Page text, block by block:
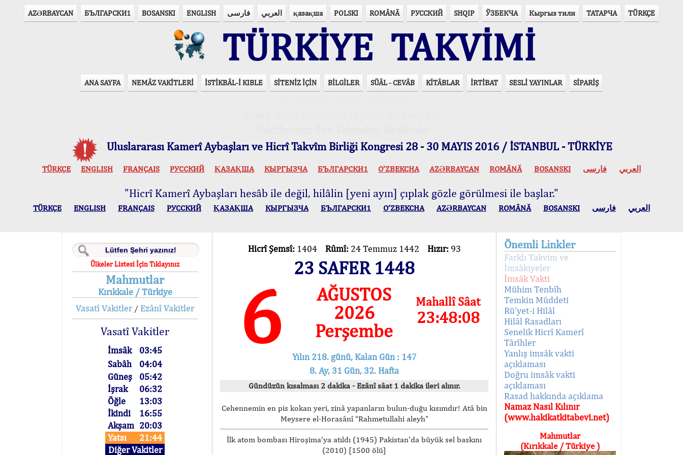
AZӘRBAYCAN БЪЛГАРСКИ1 BOSANSKI ENGLISH فارسی العربي қазақша POLSKI ROMÂNĂ РУССКИЙ SHQIP ЎЗБЕКЧА Кыргыз тили ТАТАРЧА TÜRKÇE
TÜRKİYE TAKVİMİ
ANA SAYFA NEMÂZ VAKİTLERİ İSTİKBÂL-İ KIBLE SİTENİZ İÇİN BİLGİLER SÜÂL - CEVÂB KİTÂBLAR İRTİBAT SESLİ YAYINLAR SİPARİŞ
Uluslararası Kamerî Aybaşları ve Hicrî Takvîm Birliği Kongresi 28 - 30 MAYIS 2016 / İSTANBUL - TÜRKİYE
TÜRKÇE ENGLISH FRANÇAIS РУССКИЙ ҚАЗАҚША КЫPГЫЗЧA БЪЛГАРСКИ1 O’ZBEKCHA AZӘRBAYCAN ROMÂNĂ BOSANSKI العربي فارسی
"Hicrî Kamerî Aybaşları hesâb ile değil, hilâlin [yeni ayın] çıplak gözle görülmesi ile başlar."
TÜRKÇE ENGLISH FRANÇAIS РУССКИЙ ҚАЗАҚША КЫPГЫЗЧA БЪЛГАРСКИ1 O’ZBEKCHA AZӘRBAYCAN ROMÂNĂ BOSANSKI العربي فارسی
Ülkeler Listesi İçin Tıklayınız
Mahmutlar
Kırıkkale / Türkiye
Vasatî Vakitler/ Ezânî Vakitler
Vasatî Vakitler
İmsâk
03:45
Sabâh
04:04
Güneş
05:42
İşrak
06:32
Öğle
13:03
İkindi
16:55
Akşam 20:03
Yatsı
21:44
Diğer Vakitler
Hicrî Şemsî: 1404 Rûmî: 24 Temmuz 1442 Hızır: 93
23 SAFER 1448
6
AĞUSTOS
2026
Perşembe
Mahallî Sâat
23:48:08
Yılın 218. günü, Kalan Gün : 147
8. Ay, 31 Gün, 32. Hafta
Gündüzün kısalması 2 dakika - Ezânî sâat 1 dakika ileri alınır.
Cehennemin en pis kokan yeri, zinâ yapanların bulun-duğu kısımdır! Atâ bin
Meysere el-Horasânî “Rahmetullahi aleyh”
İlk atom bombası Hiroşima’ya atıldı (1945) Pakistan’da büyük sel baskını
(2010) [1500 ölü]
Önemli Linkler
Farklı Takvim ve
İmsâkiyeler
İmsâk Vakti
Mühim Tenbîh
Temkin Müddeti
Rü'yet-i Hilâl
Hilâl Rasadları
Senelik Hicrî Kamerî
Târîhler
Yanlış imsâk vakti
açıklaması
Doğru imsâk vakti
açıklaması
Rasad hakkında açıklama
Namaz Nasıl Kılınır
(www.hakikatkitabevi.net)
Mahmutlar
(Kırıkkale / Türkiye )